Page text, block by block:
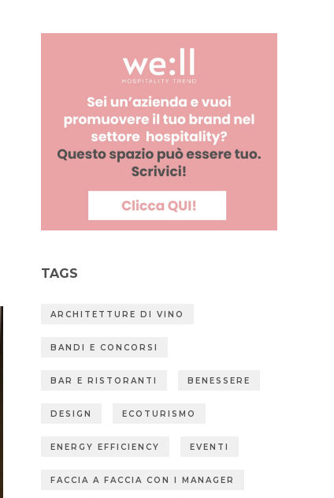
TAGS
ARCHITETTURE DI VINO
BANDI E CONCORSI
BAR E RISTORANTI BENESSERE
DESIGN ECOTURISMO
ENERGY EFFICIENCY EVENTI
FACCIA A FACCIA CON I MANAGER